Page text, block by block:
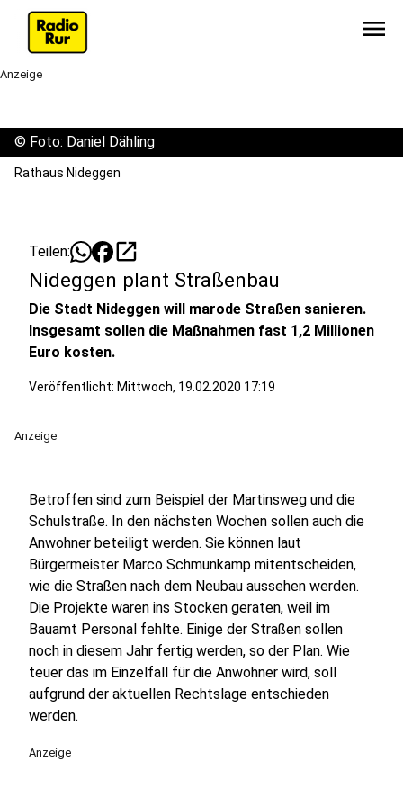
menu
Anzeige
© Foto: Daniel Dähling
Rathaus Nideggen
Teilen: open_in_new
Nideggen plant Straßenbau
Die Stadt Nideggen will marode Straßen sanieren.
Insgesamt sollen die Maßnahmen fast 1,2 Millionen
Euro kosten.
Veröffentlicht: Mittwoch, 19.02.2020 17:19
Anzeige
Betroffen sind zum Beispiel der Martinsweg und die
Schulstraße. In den nächsten Wochen sollen auch die
Anwohner beteiligt werden. Sie können laut
Bürgermeister Marco Schmunkamp mitentscheiden,
wie die Straßen nach dem Neubau aussehen werden.
Die Projekte waren ins Stocken geraten, weil im
Bauamt Personal fehlte. Einige der Straßen sollen
noch in diesem Jahr fertig werden, so der Plan. Wie
teuer das im Einzelfall für die Anwohner wird, soll
aufgrund der aktuellen Rechtslage entschieden
werden.
Anzeige